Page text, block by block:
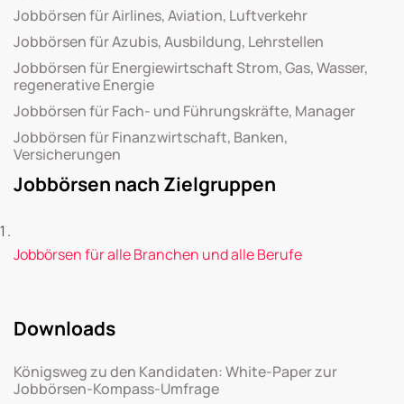
Jobbörsen für Airlines, Aviation, Luftverkehr
Jobbörsen für Azubis, Ausbildung, Lehrstellen
Jobbörsen für Energiewirtschaft Strom, Gas, Wasser,
regenerative Energie
Jobbörsen für Fach- und Führungskräfte, Manager
Jobbörsen für Finanzwirtschaft, Banken,
Versicherungen
Jobbörsen nach Zielgruppen
Jobbörsen für alle Branchen und alle Berufe
Downloads
Königsweg zu den Kandidaten: White-Paper zur
Jobbörsen-Kompass-Umfrage